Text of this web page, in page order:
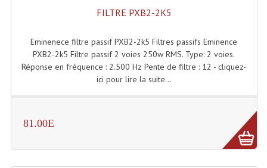
Minidisc
Enregistreur Numérique
Platines Dvd Pour Dj
FILTRE PXB2-2K5
Eminenece filtre passif PXB2-2k5 Filtres passifs Eminence
PXB2-2k5 Filtre passif 2 voies 250w RMS. Type: 2 voies.
Réponse en fréquence : 2.500 Hz Pente de filtre : 12 - cliquez-
ici pour lire la suite...
81.00E